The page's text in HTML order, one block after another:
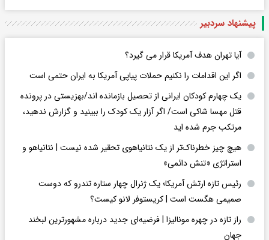
پیشنهاد سردبیر
آیا تهران هدف آمریکا قرار می گیرد؟
اگر این اقدامات را نکنیم حملات پیاپی آمریکا به ایران حتمی است
یک چهارم کودکان ایرانی از تحصیل بازمانده اند/بهزیستی در پرونده
قتل مهسا شاکی است/ اگر آزار یک کودک را ببینید و گزارش ندهید،
مرتکب جرم شده اید
هیچ چیز خطرناک‌تر از یک نتانیاهوی تحقیر شده نیست | نتانیاهو و
استراتژی «تنش دائمی»
رئیس تازه ارتش آمریکا؛ یک ژنرال چهار ستاره تندرو که دوست
صمیمی هگست است | کریستوفر لانو کیست؟
راز تازه در چهره مونالیزا | فرضیه‌ای جدید درباره مشهورترین لبخند
جهان